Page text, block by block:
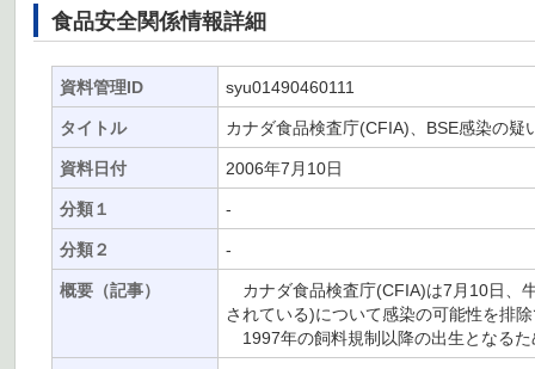
食品安全関係情報詳細
資料管理ID syu01490460111
タイトル カナダ食品検査庁(CFIA)、BSE感染の
資料日付 2006年7月10日
分類１ -
分類２ -
概要（記事）
カナダ食品検査庁(CFIA)は7月10日、
されている)について感染の可能性を排
1997年の飼料規制以降の出生となるた